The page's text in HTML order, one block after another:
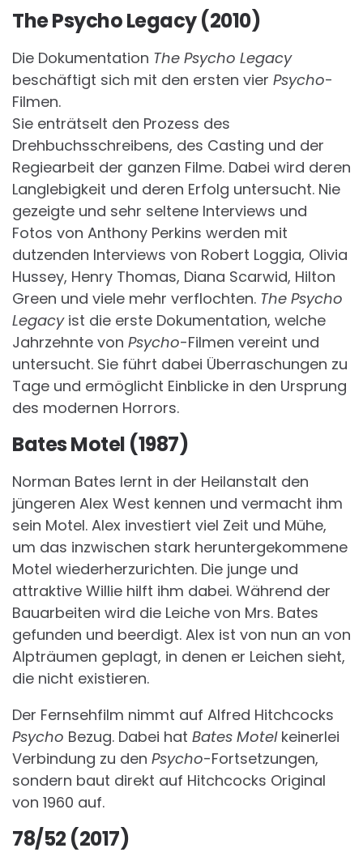
The Psycho Legacy (2010)
Die Dokumentation The Psycho Legacy
beschäftigt sich mit den ersten vier Psycho-
Filmen.
Sie enträtselt den Prozess des
Drehbuchsschreibens, des Casting und der
Regiearbeit der ganzen Filme. Dabei wird deren
Langlebigkeit und deren Erfolg untersucht. Nie
gezeigte und sehr seltene Interviews und
Fotos von Anthony Perkins werden mit
dutzenden Interviews von Robert Loggia, Olivia
Hussey, Henry Thomas, Diana Scarwid, Hilton
Green und viele mehr verflochten. The Psycho
Legacyist die erste Dokumentation, welche
Jahrzehnte von Psycho-Filmen vereint und
untersucht. Sie führt dabei Überraschungen zu
Tage und ermöglicht Einblicke in den Ursprung
des modernen Horrors.
Bates Motel (1987)
Norman Bates lernt in der Heilanstalt den
jüngeren Alex West kennen und vermacht ihm
sein Motel. Alex investiert viel Zeit und Mühe,
um das inzwischen stark heruntergekommene
Motel wiederherzurichten. Die junge und
attraktive Willie hilft ihm dabei. Während der
Bauarbeiten wird die Leiche von Mrs. Bates
gefunden und beerdigt. Alex ist von nun an von
Alpträumen geplagt, in denen er Leichen sieht,
die nicht existieren.
Der Fernsehfilm nimmt auf Alfred Hitchcocks
Psycho Bezug. Dabei hat Bates Motelkeinerlei
Verbindung zu den Psycho-Fortsetzungen,
sondern baut direkt auf Hitchcocks Original
von 1960 auf.
78/52 (2017)